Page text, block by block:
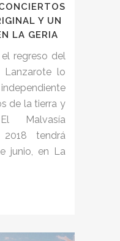
Y UN
LA GERIA
regreso del
lo
de la tierra y
Malvasía
2018 tendrá
junio, en La